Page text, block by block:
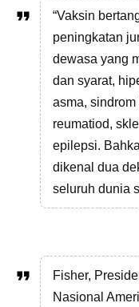
“Vaksin
peningkatan
dewasa yang
dan syarat,
asma,
reumatiod,
epilepsi.
dikenal dua
seluruh dunia
Fisher,
Nasional